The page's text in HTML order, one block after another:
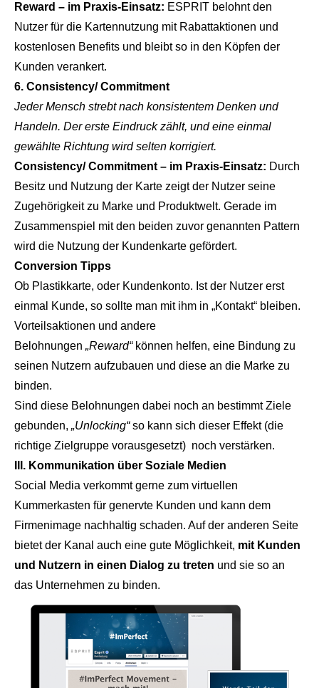
Reward – im Praxis-Einsatz: ESPRIT belohnt den
Nutzer für die Kartennutzung mit Rabattaktionen und
kostenlosen Benefits und bleibt so in den Köpfen der
Kunden verankert.
6. Consistency/ Commitment
Jeder Mensch strebt nach konsistentem Denken und
Handeln. Der erste Eindruck zählt, und eine einmal
gewählte Richtung wird selten korrigiert.
Consistency/ Commitment – im Praxis-Einsatz: Durch
Besitz und Nutzung der Karte zeigt der Nutzer seine
Zugehörigkeit zu Marke und Produktwelt. Gerade im
Zusammenspiel mit den beiden zuvor genannten Pattern
wird die Nutzung der Kundenkarte gefördert.
Conversion Tipps
Ob Plastikkarte, oder Kundenkonto. Ist der Nutzer erst
einmal Kunde, so sollte man mit ihm in „Kontakt“ bleiben.
Vorteilsaktionen und andere
Belohnungen „Reward“können helfen, eine Bindung zu
seinen Nutzern aufzubauen und diese an die Marke zu
binden.
Sind diese Belohnungen dabei noch an bestimmt Ziele
gebunden, „Unlocking“so kann sich dieser Effekt (die
richtige Zielgruppe vorausgesetzt) noch verstärken.
III. Kommunikation über Soziale Medien
Social Media verkommt gerne zum virtuellen
Kummerkasten für genervte Kunden und kann dem
Firmenimage nachhaltig schaden. Auf der anderen Seite
bietet der Kanal auch eine gute Möglichkeit, mit Kunden
und Nutzern in einen Dialog zu treten und sie so an
das Unternehmen zu binden.